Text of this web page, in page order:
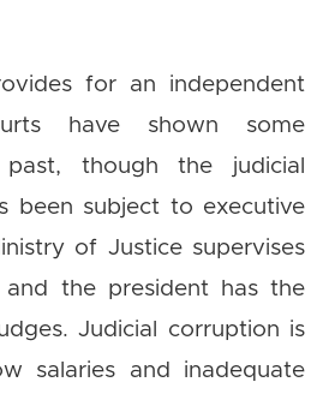
for an independent
have shown some
though the judicial
been subject to executive
of Justice supervises
and the president has the
Judicial corruption is
salaries and inadequate